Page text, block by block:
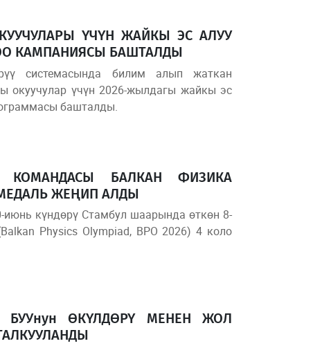
ҮЧҮН ЖАЙКЫ ЭС АЛУУ
КАМПАНИЯСЫ БАШТАЛДЫ
системасында билим алып жаткан
окуучулар үчүн 2026-жылдагы жайкы эс
башталды.
КОМАНДАСЫ БАЛКАН ФИЗИКА
ЖЕҢИП АЛДЫ
күндөрү Стамбул шаарында өткөн 8-
Physics Olympiad, BPO 2026) 4 коло
БУУнун ӨКҮЛДӨРҮ МЕНЕН ЖОЛ